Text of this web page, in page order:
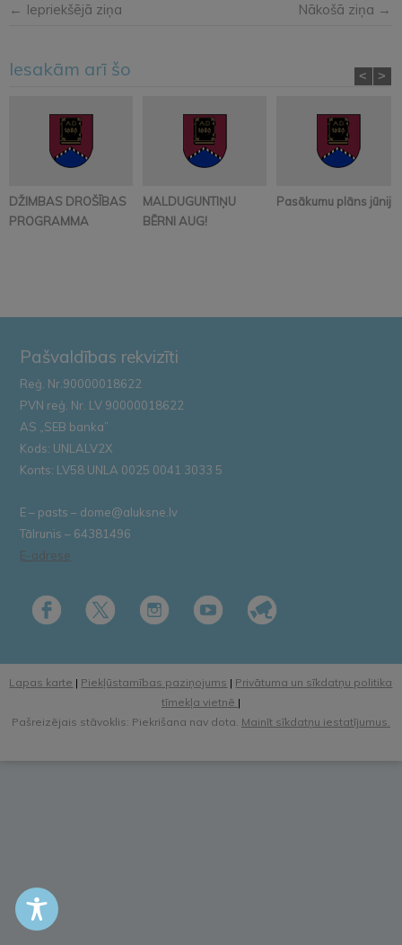
← Iepriekšējā ziņa Nākošā ziņa →
Iesakām arī šo
DŽIMBAS DROŠĪBAS
PROGRAMMA
MALDUGUNTIŅU
BĒRNI AUG!
Pasākumu plāns jūnijā
< >
Pašvaldības rekvizīti
Reģ. Nr.90000018622
PVN reģ. Nr. LV 90000018622
AS „SEB banka”
Kods: UNLALV2X
Konts: LV58 UNLA 0025 0041 3033 5
E – pasts – dome@aluksne.lv
Tālrunis – 64381496
E-adrese
Lapas karte | Piekļūstamības paziņojums | Privātuma un sīkdatņu politika
tīmekļa vietnē |
Pašreizējais stāvoklis: Piekrišana nav dota. Mainīt sīkdatņu iestatījumus.